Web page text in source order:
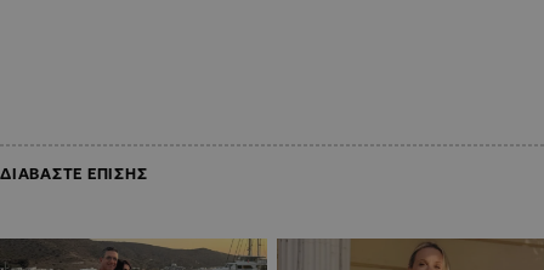
ΔΙΑΒΑΣΤΕ ΕΠΙΣΗΣ